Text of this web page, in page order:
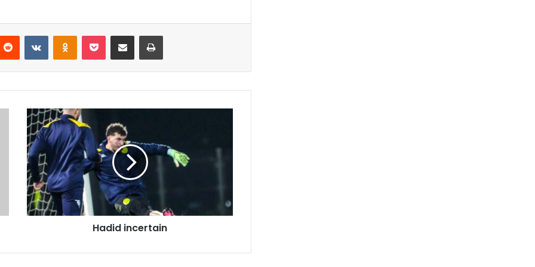
Reddit VKontakteOdnoklassniki
Pocket Partager par email Imprimer
Hadid
incertain
Hadid incertain